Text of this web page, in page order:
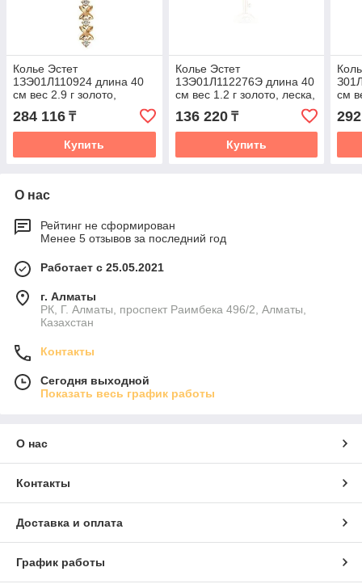
Колье Эстет
1ЗЭ01Л110924 длина 40
см вес 2.9 г золото,
284 116 ₸
Купить
Колье Эстет
1ЗЭ01Л112276Э длина 40
см вес 1.2 г золото, леска,
136 220₸
Купить
см
О нас
Рейтинг не сформирован
Менее 5 отзывов за последний год
Работает с 25.05.2021
г. Алматы
РК, Г. Алматы, проспект Раимбека 496/2, Алматы,
Казахстан
Контакты
Сегодня выходной
Показать весь график работы
О нас
Контакты
Доставка и оплата
График работы